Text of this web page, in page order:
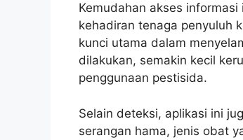
Kemudahan akses
kehadiran tenaga penyuluh
kunci utama dalam
dilakukan, semakin kecil
penggunaan pestisida.
Selain deteksi, aplikasi ini
serangan hama, jenis obat